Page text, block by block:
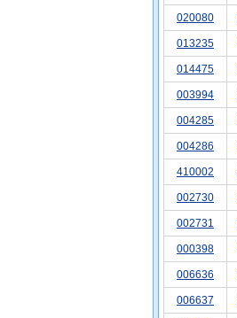
020080
013235
014475
003994
004285
004286
410002
002730
002731
000398
006636
006637